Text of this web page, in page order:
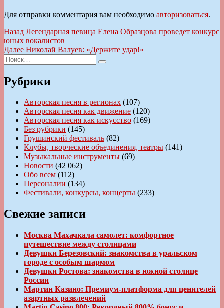
Для отправки комментария вам необходимо авторизоваться.
Навигация
по
записям
Назад Предыдущая
запись:
Легендарная певица Елена Образцова проведет конкурс
юных вокалистов
Далее Следующая
Николай Валуев: «Держите удар!»
Искать:
Поиск
Рубрики
Авторская песня в регионах (107)
Авторская песня как движение (120)
Авторская песня как искусство (169)
Без рубрики (145)
Грушинский фестиваль (82)
Клубы, творческие объединения, театры (141)
Музыкальные инструменты (69)
Новости (42 062)
Обо всем (112)
Персоналии (134)
Фестивали, конкурсы, концерты (233)
Свежие записи
Москва Махачкала самолет: комфортное
путешествие между столицами
Девушки Березовский: знакомства в уральском
городе с особым шармом
Девушки Ростова: знакомства в южной столице
России
Мартин Казино: Премиум-платформа для ценителей
азартных развлечений